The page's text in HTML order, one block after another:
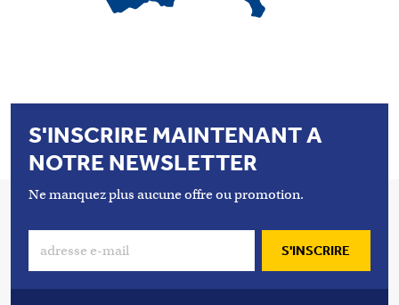
S'INSCRIRE MAINTENANT A
NOTRE NEWSLETTER
Ne manquez plus aucune offre ou promotion.
S'INSCRIRE